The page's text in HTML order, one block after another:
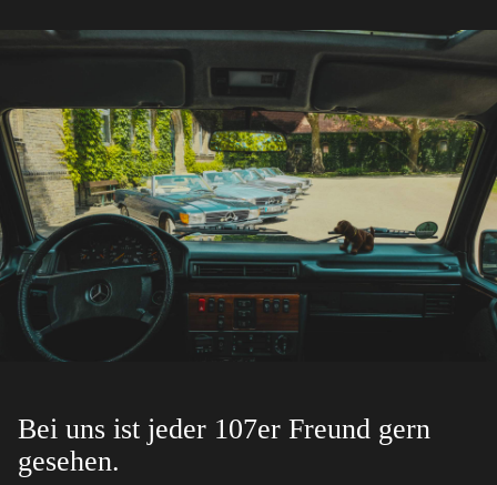
Bei uns ist jeder 107er Freund gern
gesehen.